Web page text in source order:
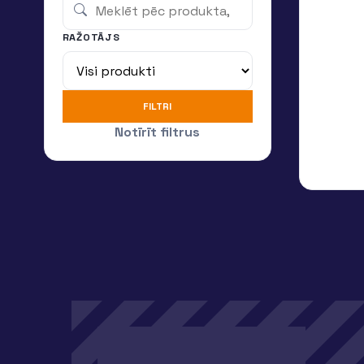
RAŽOTĀJS
FILTRI
Notīrīt filtrus